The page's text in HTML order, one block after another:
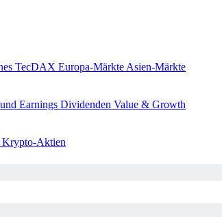
TecDAX Europa-Märkte Asien-Märkte
Earnings Dividenden Value & Growth
Krypto-Aktien